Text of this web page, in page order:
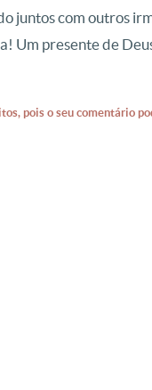
juntos com outros
Um presente de
pois o seu comentário